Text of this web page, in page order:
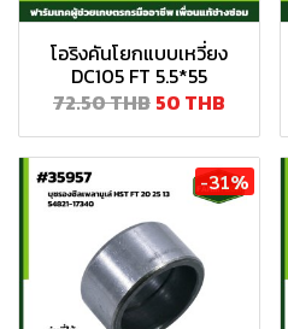
โอริงคันโยกแบบเหวี่ยง
DC105 FT 5.5*55
72.50 THB 50 THB
-31%